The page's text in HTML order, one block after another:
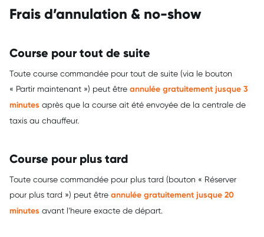
Frais d’annulation & no-show
Course pour tout de suite
Toute course commandée pour tout de suite (via le bouton
« Partir maintenant ») peut être annulée gratuitement jusque 3
minutes après que la course ait été envoyée de la centrale de
taxis au chauffeur.
Course pour plus tard
Toute course commandée pour plus tard (bouton « Réserver
pour plus tard ») peut être annulée gratuitement jusque 20
minutes avant l’heure exacte de départ.